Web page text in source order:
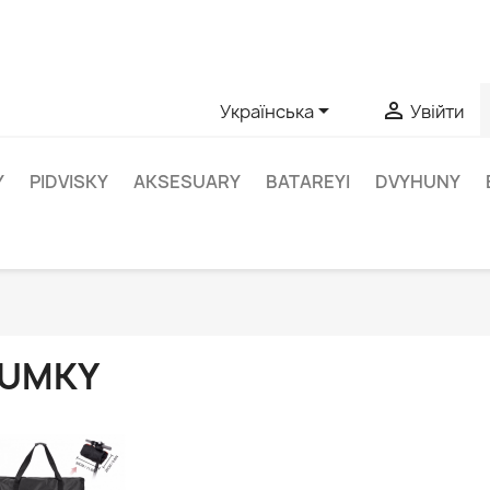
Українська  Увійти
PIDVISKY AKSESUARY BATAREYI DVYHUNY